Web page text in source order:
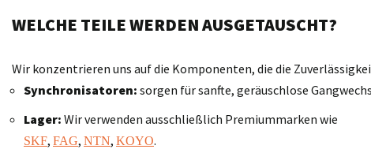
WELCHE TEILE WERDEN AUSGETAUSCHT?
Wir konzentrieren uns auf die Komponenten, die die
Synchronisatoren: sorgen für sanfte, geräuschlose
Lager: Wir verwenden ausschließlich Premiummarken wie
SKF, FAG, NTN, KOYO.